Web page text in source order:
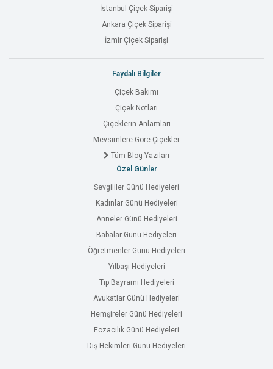
İstanbul Çiçek Siparişi
Ankara Çiçek Siparişi
İzmir Çiçek Siparişi
Faydalı Bilgiler
Çiçek Bakımı
Çiçek Notları
Çiçeklerin Anlamları
Mevsimlere Göre Çiçekler
Tüm Blog Yazıları
Özel Günler
Sevgililer Günü Hediyeleri
Kadınlar Günü Hediyeleri
Anneler Günü Hediyeleri
Babalar Günü Hediyeleri
Öğretmenler Günü Hediyeleri
Yılbaşı Hediyeleri
Tıp Bayramı Hediyeleri
Avukatlar Günü Hediyeleri
Hemşireler Günü Hediyeleri
Eczacılık Günü Hediyeleri
Diş Hekimleri Günü Hediyeleri